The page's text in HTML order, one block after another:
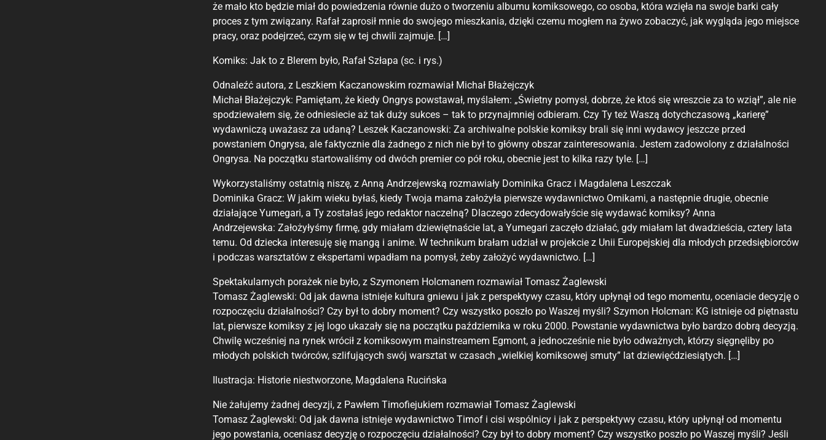
że mało kto będzie miał do powiedzenia równie dużo o tworzeniu albumu komiksowego, co osoba, która wzięła na swoje barki cały
proces z tym związany. Rafał zaprosił mnie do swojego mieszkania, dzięki czemu mogłem na żywo zobaczyć, jak wygląda jego miejsce
pracy, oraz podejrzeć, czym się w tej chwili zajmuje. […]
Komiks: Jak to z Blerem było, Rafał Szłapa (sc. i rys.)
Odnaleźć autora, z Leszkiem Kaczanowskim rozmawiał Michał Błażejczyk
Michał Błażejczyk: Pamiętam, że kiedy Ongrys powstawał, myślałem: „Świetny pomysł, dobrze, że ktoś się wreszcie za to wziął”, ale nie
spodziewałem się, że odniesiecie aż tak duży sukces – tak to przynajmniej odbieram. Czy Ty też Waszą dotychczasową „karierę”
wydawniczą uważasz za udaną? Leszek Kaczanowski: Za archiwalne polskie komiksy brali się inni wydawcy jeszcze przed
powstaniem Ongrysa, ale faktycznie dla żadnego z nich nie był to główny obszar zainteresowania. Jestem zadowolony z działalności
Ongrysa. Na początku startowaliśmy od dwóch premier co pół roku, obecnie jest to kilka razy tyle. […]
Wykorzystaliśmy ostatnią niszę, z Anną Andrzejewską rozmawiały Dominika Gracz i Magdalena Leszczak
Dominika Gracz: W jakim wieku byłaś, kiedy Twoja mama założyła pierwsze wydawnictwo Omikami, a następnie drugie, obecnie
działające Yumegari, a Ty zostałaś jego redaktor naczelną? Dlaczego zdecydowałyście się wydawać komiksy? Anna
Andrzejewska: Założyłyśmy firmę, gdy miałam dziewiętnaście lat, a Yumegari zaczęło działać, gdy miałam lat dwadzieścia, cztery lata
temu. Od dziecka interesuję się mangą i anime. W technikum brałam udział w projekcie z Unii Europejskiej dla młodych przedsiębiorców
i podczas warsztatów z ekspertami wpadłam na pomysł, żeby założyć wydawnictwo. […]
Spektakularnych porażek nie było, z Szymonem Holcmanem rozmawiał Tomasz Żaglewski
Tomasz Żaglewski: Od jak dawna istnieje kultura gniewu i jak z perspektywy czasu, który upłynął od tego momentu, oceniacie decyzję o
rozpoczęciu działalności? Czy był to dobry moment? Czy wszystko poszło po Waszej myśli? Szymon Holcman: KG istnieje od piętnastu
lat, pierwsze komiksy z jej logo ukazały się na początku października w roku 2000. Powstanie wydawnictwa było bardzo dobrą decyzją.
Chwilę wcześniej na rynek wrócił z komiksowym mainstreamem Egmont, a jednocześnie nie było odważnych, którzy sięgnęliby po
młodych polskich twórców, szlifujących swój warsztat w czasach „wielkiej komiksowej smuty” lat dziewięćdziesiątych. […]
Ilustracja: Historie niestworzone, Magdalena Rucińska
Nie żałujemy żadnej decyzji, z Pawłem Timofiejukiem rozmawiał Tomasz Żaglewski
Tomasz Żaglewski: Od jak dawna istnieje wydawnictwo Timof i cisi wspólnicy i jak z perspektywy czasu, który upłynął od momentu
jego powstania, oceniasz decyzję o rozpoczęciu działalności? Czy był to dobry moment? Czy wszystko poszło po Waszej myśli? Jeśli